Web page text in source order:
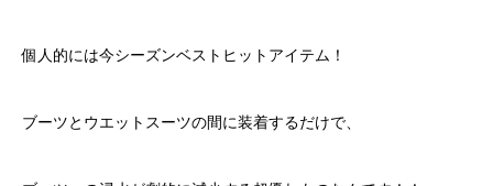
個人的には今シーズンベストヒットアイテム！
ブーツとウエットスーツの間に装着するだけで、